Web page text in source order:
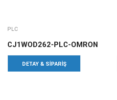
PLC
CJ1WOD262-PLC-OMRON
DETAY & SIPARIŞ